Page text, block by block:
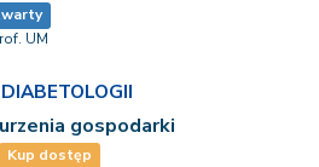
UM
gospodarki
Kup dostęp